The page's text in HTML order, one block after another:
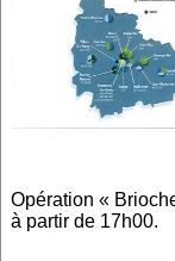
Opération «
à partir de 17h00.